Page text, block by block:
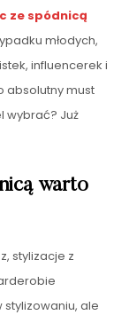
ze spódnicą
młodych,
influencerek i
absolutny must
wybrać? Już
warto
stylizacje z
stylizowaniu, ale